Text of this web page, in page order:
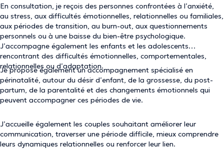
En consultation, je reçois des personnes confrontées à l’anxiété,
au stress, aux difficultés émotionnelles, relationnelles ou familiales,
aux périodes de transition, au burn-out, aux questionnements
personnels ou à une baisse du bien-être psychologique.
J’accompagne également les enfants et les adolescents
rencontrant des difficultés émotionnelles, comportementales,
relationnelles ou d’adaptation.
Je propose également un accompagnement spécialisé en
périnatalité, autour du désir d’enfant, de la grossesse, du post-
partum, de la parentalité et des changements émotionnels qui
peuvent accompagner ces périodes de vie.
J’accueille également les couples souhaitant améliorer leur
communication, traverser une période difficile, mieux comprendre
leurs dynamiques relationnelles ou renforcer leur lien.